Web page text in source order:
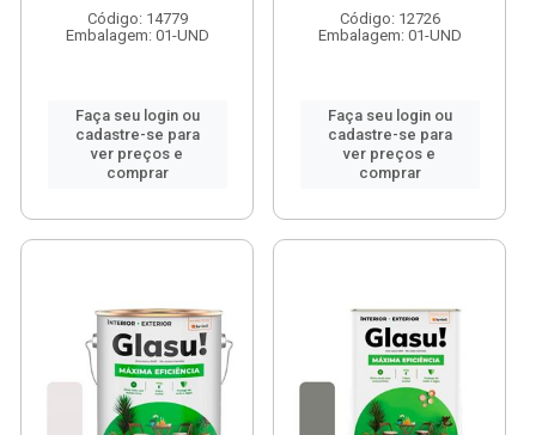
Código: 14779
Embalagem: 01-UND
Faça seu login ou
cadastre-se para
ver preços e
comprar
Código: 12726
Embalagem: 01-UND
Faça seu login ou
cadastre-se para
ver preços e
comprar